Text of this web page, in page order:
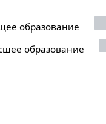
образование
образование